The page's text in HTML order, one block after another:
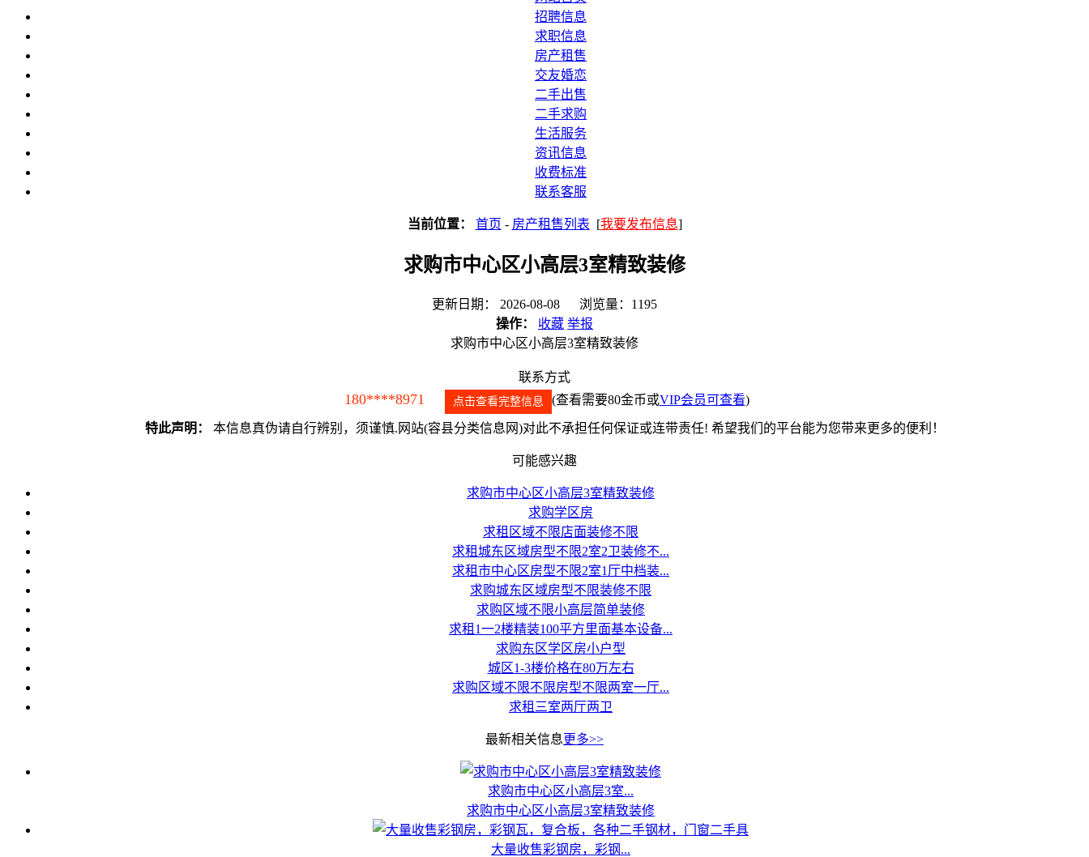
招聘信息
求职信息
房产租售
交友婚恋
二手出售
二手求购
生活服务
资讯信息
收费标准
联系客服
当前位置： 首页 - 房产租售列表 [我要发布信息]
求购市中心区小高层3室精致装修
更新日期： 2026-08-08 浏览量：1195
操作：
收藏 举报
求购市中心区小高层3室精致装修
联系方式
180****8971 点击查看完整信息 (查看需要80金币或VIP会员可查看)
特此声明： 本信息真伪请自行辨别，须谨慎.网站(容县分类信息网)对此不承担任何保证或连带责任! 希望我们的平台能为您带来更多的便利！
可能感兴趣
求购市中心区小高层3室精致装修
求购学区房
求租区域不限店面装修不限
求租城东区域房型不限2室2卫装修不...
求租市中心区房型不限2室1厅中档装...
求购城东区域房型不限装修不限
求购区域不限小高层简单装修
求租1一2楼精装100平方里面基本设备...
求购东区学区房小户型
城区1-3楼价格在80万左右
求购区域不限不限房型不限两室一厅...
求租三室两厅两卫
最新相关信息更多>>
求购市中心区小高层3室...
求购市中心区小高层3室精致装修
大量收售彩钢房，彩钢...